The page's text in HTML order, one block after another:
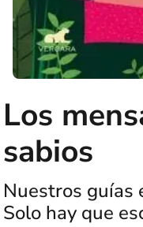
Los
sabios
Nuestros guías
Solo hay que